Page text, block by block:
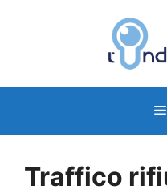
Traffico